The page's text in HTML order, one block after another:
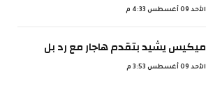
الأحد 09 أغسطس 4:33 م
ميكيس يشيد بتقدم هاجار مع رد بل
الأحد 09 أغسطس 3:53 م